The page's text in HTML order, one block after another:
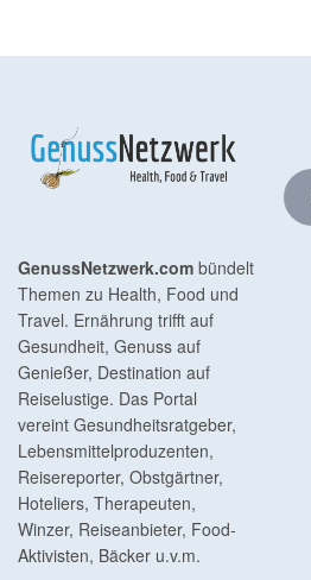
GenussNetzwerk.com bündelt
Themen zu Health, Food und
Travel. Ernährung trifft auf
Gesundheit, Genuss auf
Genießer, Destination auf
Reiselustige. Das Portal
vereint Gesundheitsratgeber,
Lebensmittelproduzenten,
Reisereporter, Obstgärtner,
Hoteliers, Therapeuten,
Winzer, Reiseanbieter, Food-
Aktivisten, Bäcker u.v.m.